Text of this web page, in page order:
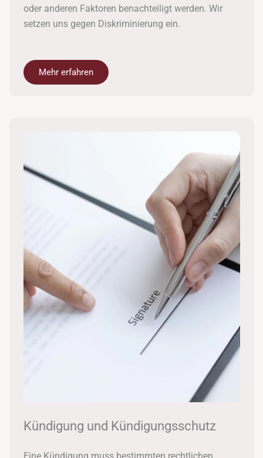
oder anderen Faktoren benachteiligt werden. Wir
setzen uns gegen Diskriminierung ein.
Mehr erfahren
Kündigung und Kündigungsschutz